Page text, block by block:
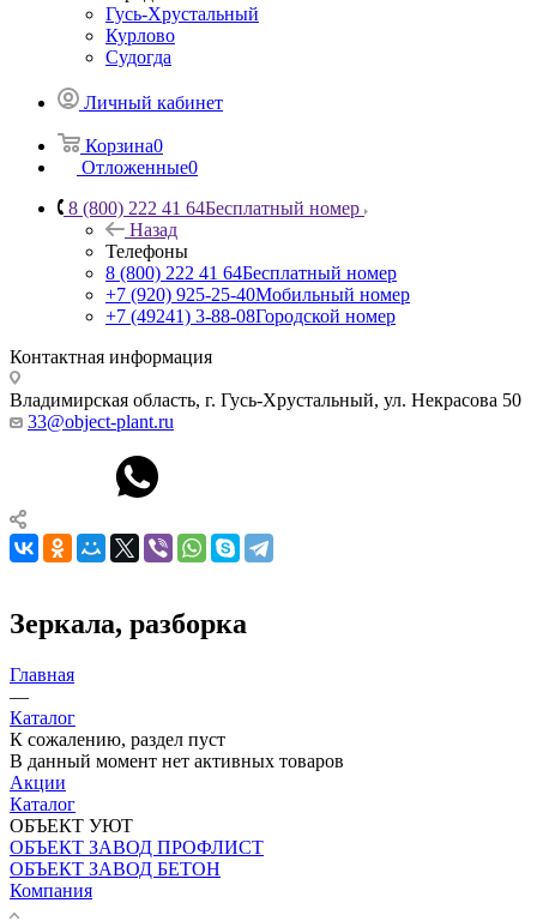
Гусь-Хрустальный
Курлово
Судогда
Личный кабинет
Корзина0
Отложенные0
8 (800) 222 41 64Бесплатный номер
Назад
Телефоны
8 (800) 222 41 64Бесплатный номер
+7 (920) 925-25-40Мобильный номер
+7 (49241) 3-88-08Городской номер
Контактная информация
Владимирская область, г. Гусь-Хрустальный, ул. Некрасова 50
33@object-plant.ru
Зеркала, разборка
Главная
—
Каталог
К сожалению, раздел пуст
В данный момент нет активных товаров
Акции
Каталог
ОБЪЕКТ УЮТ
ОБЪЕКТ ЗАВОД ПРОФЛИСТ
ОБЪЕКТ ЗАВОД БЕТОН
Компания